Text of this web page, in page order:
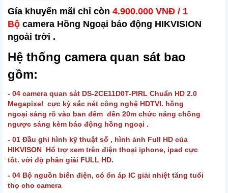
Gía khuyến mãi chỉ còn 4.900.000 VNĐ / 1
Bộ camera Hồng Ngoại báo động HIKVISION
ngoài trời .
Hệ thống camera quan sát bao
gồm:
- 04 camera quan sát DS-2CE11D0T-PIRL Chuẩn HD 2.0
Megapixel cực kỳ sắc nét công nghệ HDTVI. hồng
ngoại sáng rõ vào ban đêm đến 20m chức năng chống
ngược sáng kèm báo động hồng ngoại .
- 01 Đầu ghi hình kỹ thuật số , hình ảnh Full HD của
HIKVISON Hổ trợ xem trên điện thoại iphone, ipad cực
tốt. với độ phân giải FULL HD.
- 04 Bộ nguồn biến điện, có ổn áp IC giải nhiệt tăng tuổi
thọ cho camera